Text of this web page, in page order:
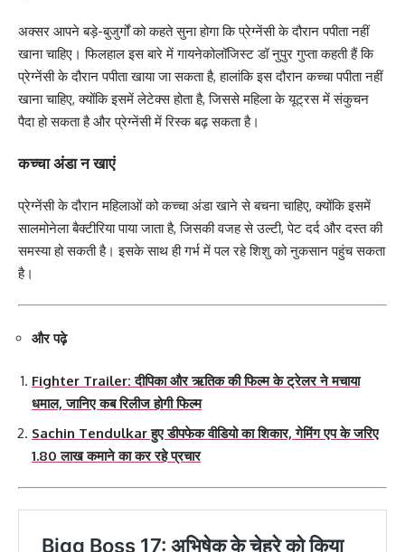
अक्सर आपने बड़े-बुजुर्गों को कहते सुना होगा कि प्रेग्नेंसी के दौरान पपीता नहीं
खाना चाहिए। फिलहाल इस बारे में गायनेकोलॉजिस्ट डॉ नुपुर गुप्ता कहती हैं कि
प्रेग्नेंसी के दौरान पपीता खाया जा सकता है, हालांकि इस दौरान कच्चा पपीता नहीं
खाना चाहिए, क्योंकि इसमें लेटेक्स होता है, जिससे महिला के यूट्रस में संकुचन
पैदा हो सकता है और प्रेग्नेंसी में रिस्क बढ़ सकता है।
कच्चा अंडा न खाएं
प्रेग्नेंसी के दौरान महिलाओं को कच्चा अंडा खाने से बचना चाहिए, क्योंकि इसमें
सालमोनेला बैक्टीरिया पाया जाता है, जिसकी वजह से उल्टी, पेट दर्द और दस्त की
समस्या हो सकती है। इसके साथ ही गर्भ में पल रहे शिशु को नुकसान पहुंच सकता
है।
और पढ़े
Fighter Trailer: दीपिका और ऋतिक की फिल्म के ट्रेलर ने मचाया
धमाल, जानिए कब रिलीज होगी फिल्म
Sachin Tendulkar हुए डीपफेक वीडियो का शिकार, गेमिंग एप के जरिए
1.80 लाख कमाने का कर रहे प्रचार